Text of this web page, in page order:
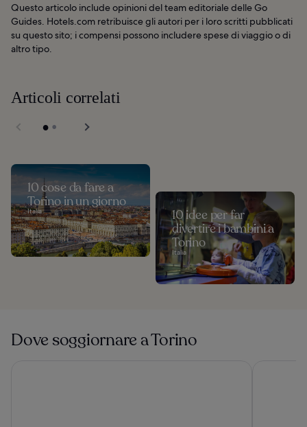
Questo articolo include opinioni del team editoriale delle Go
Guides. Hotels.com retribuisce gli autori per i loro scritti pubblicati
su questo sito; i compensi possono includere spese di viaggio o di
altro tipo.
Articoli correlati
10 cose da fare a
Torino in un giorno
Italia
10 idee per far
divertire i bambini a
Torino
Italia
Dove soggiornare a Torino